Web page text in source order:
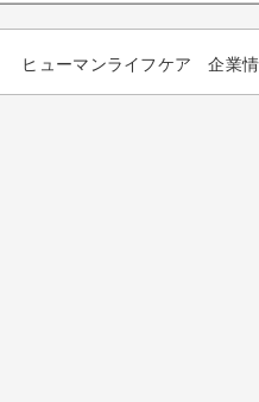
ヒューマンライフケア 企業